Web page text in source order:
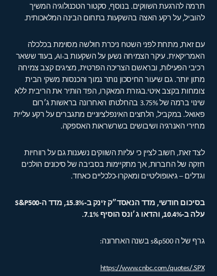
תרמה להרגעת השווקים. בנוסף, סקטור הטכנולוגיה המשיך
להוביל, על רקע האצה בהשקעות בתחום הבינה המלאכותית.
עם זאת, מתחת לפני השטח ניכרת חולשה מסוימת בכלכלה
האמריקאית. עיקר הצמיחה נשען על השקעות ב-AI, בעוד ששאר
רכיבי הפעילות, ובראשם הצריכה הפרטית, מציגים קצב צמיחה
מתון יותר. גם שיעור החיסכון נותר נמוך והכנסות משקי הבית
צומחות בקצב איטי.בגזרת המאקרו, הפד הותיר את הריבית ללא
שינוי ברמה של 3.75% בהחלטתו האחרונה בראשות ג׳רום
פאואל. במקביל, הלחצים האינפלציוניים מתגברים על רקע עליית
מחירי האנרגיה ושיבושים בשרשראות האספקה.
לצד זאת, חשוב לציין כי עליות השווקים נשענות גם על רווחיות
חזקה של החברות, אך מתקיימות בסביבה של סיכונים הולכים
וגדלים – גיאופוליטיים ומאקרו-כלכליים כאחד.
בסיכום חודשי, מדד הנאסד״ק זינק ב-15.3%, מדד ה-S&P500
עלה ב-10.4%, והדאו ג׳ונס הוסיף 7.1%.
גרף של ה s&p500 בשנה האחרונה:
https://www.cnbc.com/quotes/.SPX